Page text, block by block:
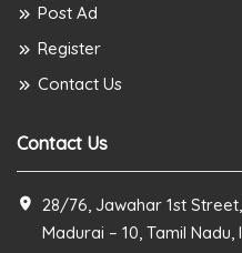
Post Ad
Register
Contact Us
Contact Us
28/76, Jawahar 1st
Madurai – 10, Tamil Nadu,